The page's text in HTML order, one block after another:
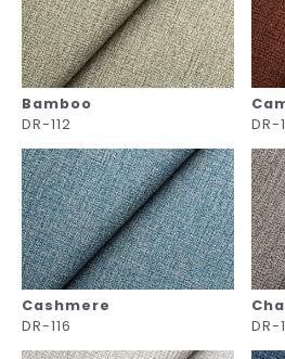
Bamboo
DR-112
DR-
Cashmere
DR-116
DR-